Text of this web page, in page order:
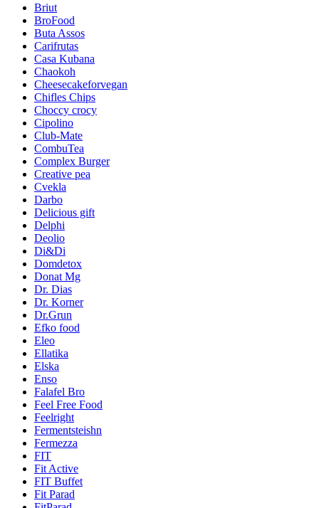
Briut
BroFood
Buta Assos
Carifrutas
Casa Kubana
Chaokoh
Cheesecakeforvegan
Chifles Chips
Choccy crocy
Cipolino
Club-Mate
CombuTea
Complex Burger
Creative pea
Cvekla
Darbo
Delicious gift
Delphi
Deolio
Di&Di
Domdetox
Donat Mg
Dr. Dias
Dr. Korner
Dr.Grun
Efko food
Eleo
Ellatika
Elska
Enso
Falafel Bro
Feel Free Food
Feelright
Fermentsteishn
Fermezza
FIT
Fit Active
FIT Buffet
Fit Parad